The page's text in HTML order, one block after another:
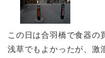
この日は合羽橋で食器の
浅草でもよかったが、激